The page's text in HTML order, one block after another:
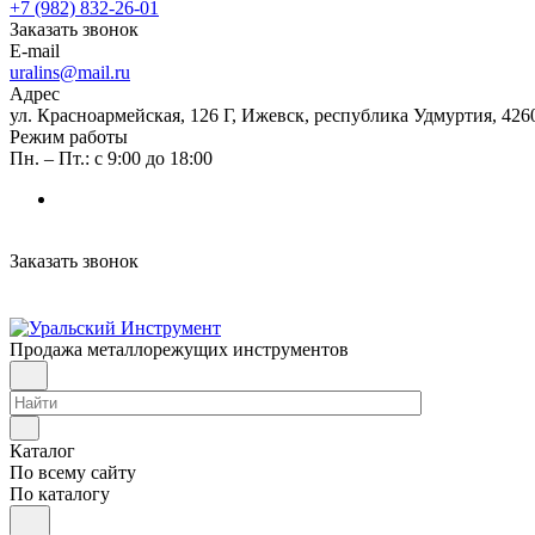
+7 (982) 832-26-01
Заказать звонок
E-mail
uralins@mail.ru
Адрес
ул. Красноармейская, 126 Г, Ижевск, республика Удмуртия,
Режим работы
Пн. – Пт.: с 9:00 до 18:00
Заказать звонок
Продажа металлорежущих инструментов
Каталог
По всему сайту
По каталогу